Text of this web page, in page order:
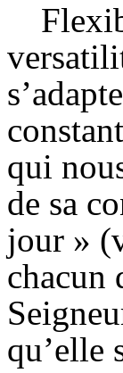
qui
de sa
jour »
chacun
qu’elle